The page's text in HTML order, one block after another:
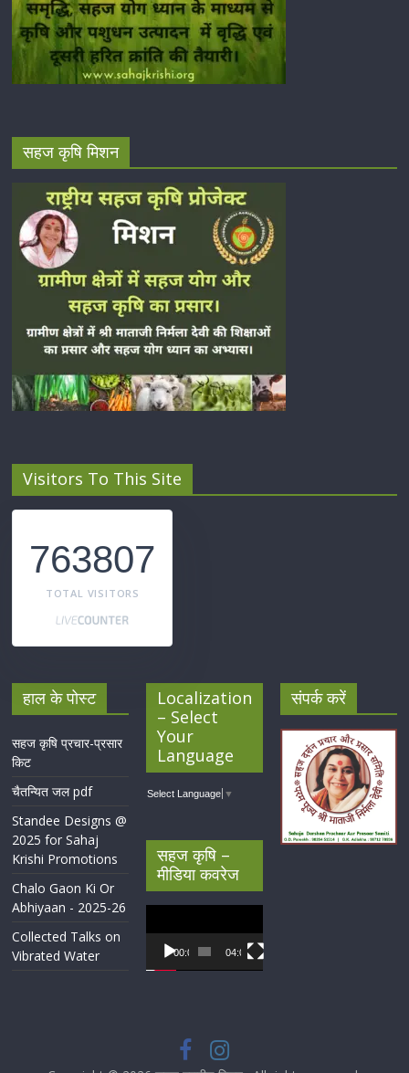
सहज कृषि मिशन
Visitors To This Site
763807
TOTAL VISITORS
हाल के पोस्ट
सहज कृषि प्रचार-प्रसार
किट
चैतन्यित जल pdf
Standee Designs @
2025 for Sahaj
Krishi Promotions
Chalo Gaon Ki Or
Abhiyaan - 2025-26
Collected Talks on
Vibrated Water
Localization
– Select
Your
Language
Select Language ▼
सहज कृषि –
मीडिया कवरेज
Player
00:00 04:07
संपर्क करें